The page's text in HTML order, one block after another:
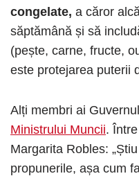
congelate, a căror
săptămână și să
(pește, carne, fructe,
este protejarea puterii
Alți membri ai
Ministrului Muncii.
Margarita Robles:
propunerile, așa cum